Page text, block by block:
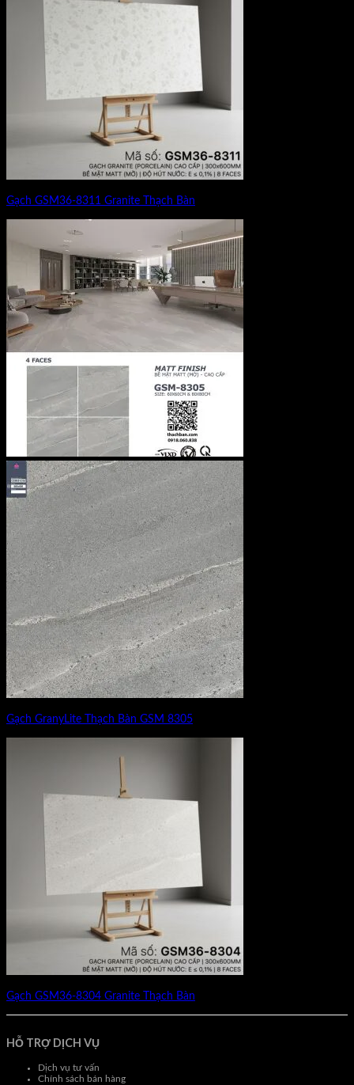
Gạch GSM36-8311 Granite Thạch Bàn
Gạch GranyLite Thạch Bàn GSM 8305
Gạch GSM36-8304 Granite Thạch Bàn
HỖ TRỢ DỊCH VỤ
Dịch vụ tư vấn
Chính sách bán hàng